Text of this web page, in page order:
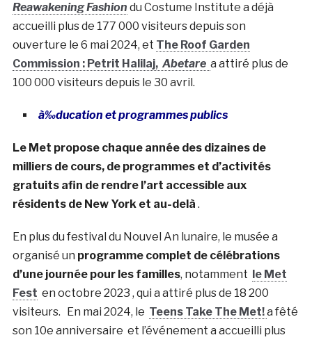
Reawakening Fashion du Costume Institute a déjà
accueilli plus de 177 000 visiteurs depuis son
ouverture le 6 mai 2024, et The Roof Garden
Commission : Petrit Halilaj, Abetare a attiré plus de
100 000 visiteurs depuis le 30 avril.
à‰ducation et programmes publics
Le Met propose chaque année des dizaines de
milliers de cours, de programmes et d’activités
gratuits afin de rendre l’art accessible aux
résidents de New York et au-delà .
En plus du festival du Nouvel An lunaire, le musée a
organisé un programme complet de célébrations
d’une journée pour les familles, notamment
le Met
Fest en octobre 2023 , qui a attiré plus de 18 200
visiteurs. En mai 2024, le Teens Take The Met!a fêté
son 10e anniversaire et l’événement a accueilli plus